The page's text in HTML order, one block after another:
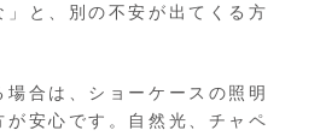
」と、別の不安が出てくる方
合は、ショーケースの照明
が安心です。自然光、チャペ